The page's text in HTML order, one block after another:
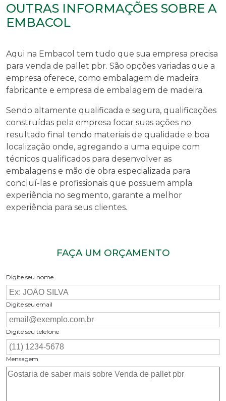
OUTRAS INFORMAÇÕES SOBRE A
EMBACOL
Aqui na Embacol tem tudo que sua empresa precisa
para venda de pallet pbr. São opções variadas que a
empresa oferece, como embalagem de madeira
fabricante e empresa de embalagem de madeira.
Sendo altamente qualificada e segura, qualificações
construídas pela empresa focar suas ações no
resultado final tendo materiais de qualidade e boa
localização onde, agregando a uma equipe com
técnicos qualificados para desenvolver as
embalagens e mão de obra especializada para
concluí-las e profissionais que possuem ampla
experiência no segmento, garante a melhor
experiência para seus clientes.
FAÇA UM ORÇAMENTO
Digite seu nome
Digite seu email
Digite seu telefone
Mensagem